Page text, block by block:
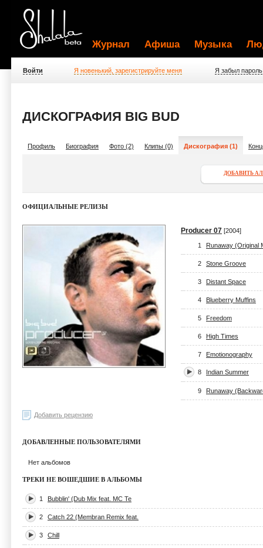
Журнал Афиша Музыка
Войти Я новенький, зарегистрируйте меня Я забыл пароль
ДИСКОГРАФИЯ BIG BUD
Профиль Биография Фото (2) Клипы (0) Дискография (1)
ДОБАВИТЬ
ОФИЦИАЛЬНЫЕ РЕЛИЗЫ
Producer 07 [2004]
1 Runaway (Original
2 Stone Groove
3 Distant Space
4 Blueberry Muffins
5 Freedom
6 High Times
7 Emotionography
8 Indian Summer
9 Runaway
Добавить рецензию
ДОБАВЛЕННЫЕ ПОЛЬЗОВАТЕЛЯМИ
Нет альбомов
ТРЕКИ НЕ ВОШЕДШИЕ В АЛЬБОМЫ
1 Bubblin' (Dub Mix feat. MC Te
2 Catch 22 (Membran Remix feat.
3 Chill